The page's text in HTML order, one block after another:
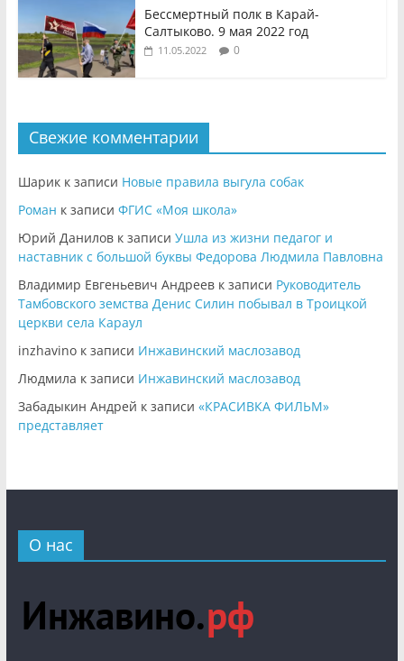
Бессмертный полк в Карай-
Салтыково. 9 мая 2022 год
11.05.2022 0
Свежие комментарии
Шарикк записи Новые правила выгула собак
Роман к записи ФГИС «Моя школа»
Юрий Даниловк записи Ушла из жизни педагог и
наставник с большой буквы Федорова Людмила Павловна
Владимир Евгеньевич Андреевк записи Руководитель
Тамбовского земства Денис Силин побывал в Троицкой
церкви села Караул
inzhavinoк записи Инжавинский маслозавод
Людмила к записи Инжавинский маслозавод
Забадыкин Андрей к записи «КРАСИВКА ФИЛЬМ»
представляет
О нас